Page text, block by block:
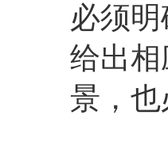
必须
给出
景，